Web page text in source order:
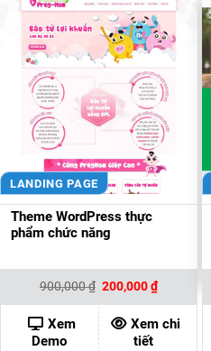
LANDING PAGE
Theme WordPress thực
phẩm chức năng
900,000₫ Giá
là:
900,000 ₫.
200,000₫Giá
hiện
tại
là:
200,000 ₫.
Xem
Demo
Xem chi
tiết